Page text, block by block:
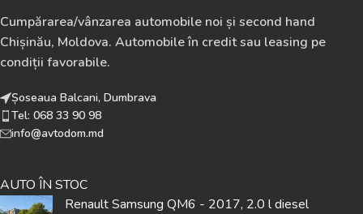
Cumpărarea/vânzarea automobile noi și second hand
Chișinău, Moldova. Automobile în credit sau leasing pe
condiții favorabile.
Șoseaua Balcani, Dumbrava
Tel: 068 33 90 98
info@avtodom.md
AUTO ÎN STOC
Renault Samsung QM6 - 2017, 2.0 l diesel